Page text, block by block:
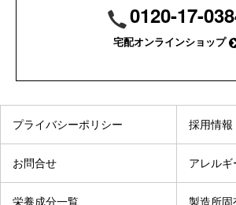
0120-17-
宅配オンラインショップ
プライバシーポリシー 採用情報
お問合せ アレルギ
栄養成分一覧 製造所固